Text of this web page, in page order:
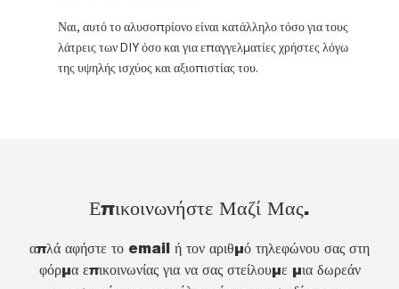
Ναι, αυτό το αλυσοπρίονο είναι κατάλληλο τόσο για τους
λάτρεις των DIY όσο και για επαγγελματίες χρήστες λόγω
της υψηλής ισχύος και αξιοπιστίας του.
Επικοινωνήστε Μαζί Μας.
απλά αφήστε το email ή τον αριθμό τηλεφώνου σας στη
φόρμα επικοινωνίας για να σας στείλουμε μια δωρεάν